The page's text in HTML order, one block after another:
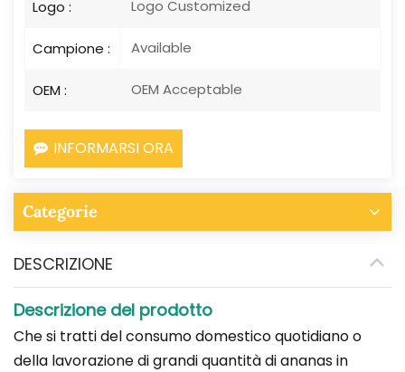
Logo : Logo Customized
Campione : Available
OEM : OEM Acceptable
INFORMARSI ORA
Categorie
DESCRIZIONE
Descrizione del prodotto
Che si tratti del consumo domestico quotidiano o
della lavorazione di grandi quantità di ananas in